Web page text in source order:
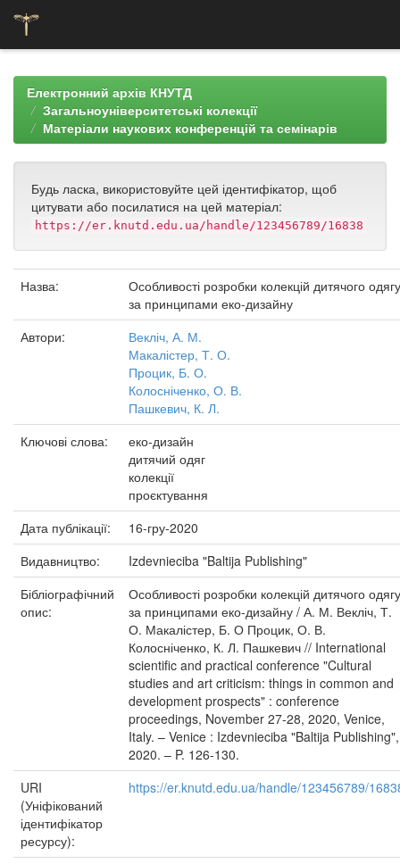
navigationЕлектронний архів КНУТД
Загальноуніверситетські колекції
Матеріали наукових конференцій та семінарів
Будь ласка, використовуйте цей ідентифікатор, щоб
цитувати або посилатися на цей матеріал:
https://er.knutd.edu.ua/handle/123456789/16838
Назва:
Особливості розробки колекцій дитячого одягу
за принципами еко-дизайну
Автори:
Векліч, А. М.
Макалістер, Т. О.
Процик, Б. О.
Колосніченко, О. В.
Пашкевич, К. Л.
Ключові слова:
еко-дизайн
дитячий одяг
колекції
проєктування
Дата публікації:
16-гру-2020
Видавництво:
Izdevnieciba "Baltija Publishing"
Бібліографічний
опис:
Особливості розробки колекцій дитячого одягу
за принципами еко-дизайну / А. М. Векліч, Т.
О. Макалістер, Б. О Процик, О. В.
Колосніченко, К. Л. Пашкевич // International
scientific and practical conference "Cultural
studies and art criticism: things in common and
development prospects" : conference
proceedings, November 27-28, 2020, Venice,
Italy. – Venice : Izdevnieciba "Baltija Publishing",
2020. – P. 126-130.
URI
(Уніфікований
ідентифікатор
ресурсу):
https://er.knutd.edu.ua/handle/123456789/